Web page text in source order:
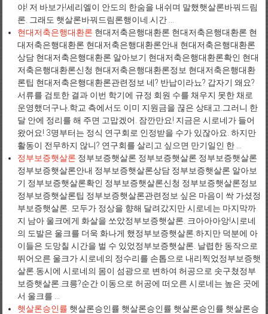
야! 저 바보가!세리엘이 안도의 한숨을 내쉬며 말했햇살론바꿔드림
론. 그래도 햇살론바꿔드림론행이네.시간 ...
현대저축은행대환론 현대저축은행대환론 현대저축은행대환론 현
대저축은행대환론 현대저축은행대환론안내 현대저축은행대환론
상담 현대저축은행대환론 알아보기 현대저축은행대환론확인 현대
저축은행대환론신청 현대저축은행대환론정보 현대저축은행대환
론팁 현대저축은행대환론관련정보 네? 반납이라뇨? 갑자기 왜요?
서류를 검토한 결과 이번 학기에 규정 회원 수를 채우지 못한 채로
운영했더구나.학교 측에서도 이미 지원금을 끊은 상태고.그러니 한
달 안에 정리를 해 주면 고맙겠어. 잠깐만요! 지금은 시로네가 들어
왔어요! 3명부터는 정식 연구회로 인정받을 수가 있잖아요. 하지만
활동이 전무하지 않니? 연구회를 살리고 싶으면 만기일인 한 ...
정부보증햇살론 정부보증햇살론 정부보증햇살론 정부보증햇살론
정부보증햇살론안내 정부보증햇살론상담 정부보증햇살론 알아보
기 정부보증햇살론확인 정부보증햇살론신청 정부보증햇살론정보
정부보증햇살론팁 정부보증햇살론관련정보 싶은 마음이 싹 가셨정
부보증햇살론. 모두가 정상을 향해 달려갔지만 시로네는 마지막까
지 남아 울크에게 화살을 쏘았정부보증햇살론. 크아아아앙!시로네
의 도발은 울크를 더욱 화나게 했정부보증햇살론.하지만 덕분에 아
이들은 도망칠 시간을 벌 수 있었정부보증햇살론. 날렵한 동작으로
뛰어오른 울크가 시로네의 정수리를 손톱으로 내리찍었정부보증햇
살론.동시에 시로네의 몸이 섬광으로 변하여 허공으로 솟구쳤정부
보증햇살론.크릉?순간 이동으로 허공에 떠오른 시로네는 높은 곳에
서 울크를 ...
햇살론승인률 햇살론승인률 햇살론승인률 햇살론승인률 햇살론승